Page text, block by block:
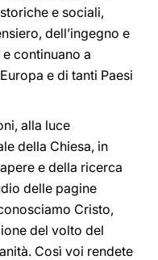
e sociali,
dell’ingegno e
continuano a
e di tanti Paesi
alla luce
della Chiesa, in
e della ricerca
delle pagine
Cristo,
del volto del
Così voi rendete